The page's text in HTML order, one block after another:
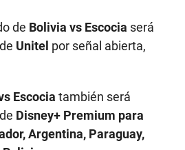
de Bolivia vs Escocia será
Unitel por señal abierta,
Escocia también será
Disney+ Premium para
Argentina, Paraguay,